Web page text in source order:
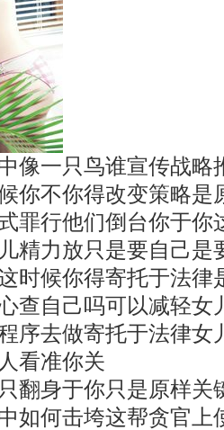
像一只鸟谁宣传战略
你不你得改变策略是
罪行他们倒台你于你
精力放只是要自己是
时候你得寄托于法律
查自己吗可以减轻女
序去做寄托于法律女
看准你关
翻身于你只是原样关
如何击垮这帮贪官上